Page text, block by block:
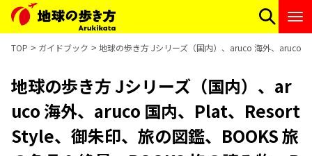
TOP ガイドブック 地球の歩き方 Jシリーズ（国内）、aruco 海外、aruco
地球の歩き方 Jシリーズ（国内）、ar
uco 海外、aruco 国内、Plat、Resort
Style、御朱印、旅の図鑑、BOOKS 旅